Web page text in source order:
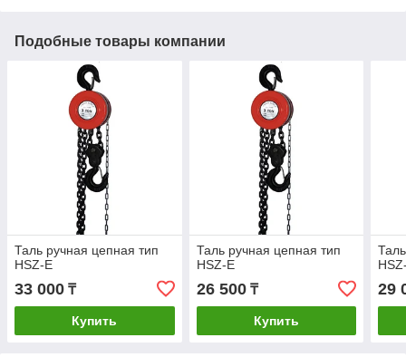
Подобные товары компании
Таль ручная цепная тип
HSZ-E
33 000 ₸
Купить
Таль ручная цепная тип
HSZ-E
26 500₸
Купить
29